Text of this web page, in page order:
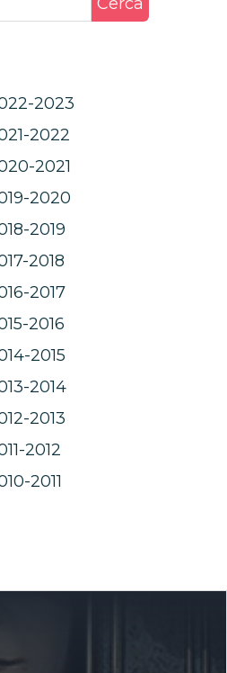
2023
2022
2021
2020
2019
2018
2017
2016
2015
2014
2013
2012
2011